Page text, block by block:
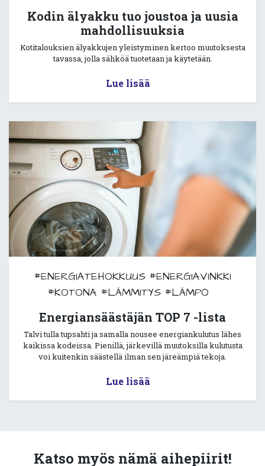
Kodin älyakku tuo joustoa ja uusia
mahdollisuuksia
Kotitalouksien älyakkujen yleistyminen kertoo muutoksesta
tavassa, jolla sähköä tuotetaan ja käytetään.
Lue lisää
#ENERGIATEHOKKUUS #ENERGIAVINKKI
#KOTONA #LÄMMITYS #LÄMPÖ
Energiansäästäjän TOP 7 -lista
Talvi tulla tupsahti ja samalla nousee energiankulutus lähes
kaikissa kodeissa. Pienillä, järkevillä muutoksilla kulutusta
voi kuitenkin säästellä ilman sen järeämpiä tekoja.
Lue lisää
Katso myös nämä aihepiirit!